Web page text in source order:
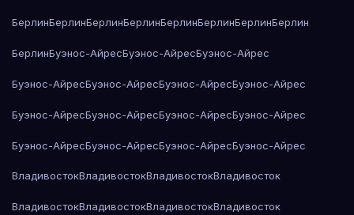
БерлинБерлинБерлинБерлинБерлинБерлинБерлинБерлин
БерлинБуэнос-АйресБуэнос-АйресБуэнос-Айрес
Буэнос-АйресБуэнос-АйресБуэнос-АйресБуэнос-Айрес
Буэнос-АйресБуэнос-АйресБуэнос-АйресБуэнос-Айрес
Буэнос-АйресБуэнос-АйресБуэнос-АйресБуэнос-Айрес
ВладивостокВладивостокВладивостокВладивосток
ВладивостокВладивостокВладивостокВладивосток